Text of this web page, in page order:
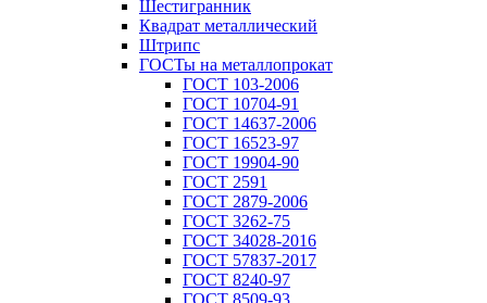
Шестигранник
Квадрат металлический
Штрипс
ГОСТы на металлопрокат
ГОСТ 103-2006
ГОСТ 10704-91
ГОСТ 14637-2006
ГОСТ 16523-97
ГОСТ 19904-90
ГОСТ 2591
ГОСТ 2879-2006
ГОСТ 3262-75
ГОСТ 34028-2016
ГОСТ 57837-2017
ГОСТ 8240-97
ГОСТ 8509-93